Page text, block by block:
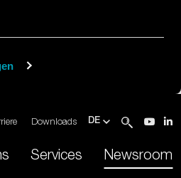
Services Newsroom
DE
Downloads